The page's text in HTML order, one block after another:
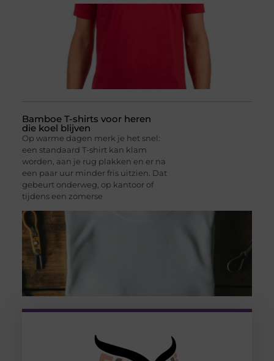
Bamboe T-shirts voor heren
die koel blijven
Op warme dagen merk je het snel:
een standaard T-shirt kan klam
worden, aan je rug plakken en er na
een paar uur minder fris uitzien. Dat
gebeurt onderweg, op kantoor of
tijdens een zomerse